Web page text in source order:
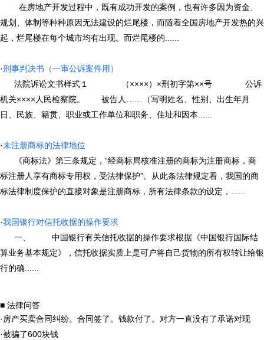
在房地产开发过程中，既有成功开发的案例，也有许多因为资金、
规划、体制等种种原因无法建设的烂尾楼，而随着全国房地产开发热的兴
起，烂尾楼在每个城市均有出现。而烂尾楼的......
·刑事判决书（一审公诉案件用）
法院诉讼文书样式１ （××××）×刑初字第××号 公诉
机关××××人民检察院。 被告人……（写明姓名、性别、出生年月
日、民族、籍贯、职业或工作单位和职务、住址和因本......
·未注册商标的法律地位
《商标法》第三条规定，“经商标局核准注册的商标为注册商标，商
标注册人享有商标专用权，受法律保护”。从此条法律规定看，我国的商
标法律制度保护的直接对象是注册商标，所有法律条款的设定，......
·我国银行对信托收据的操作要求
一、 中国银行有关信托收据的操作要求根据《中国银行国际结
算业务基本规定》，信托收据实质上是可户将自己货物的所有权转让给银
行的确......
■ 法律问答
·房产买卖合同纠纷。合同签了。钱款付了。对方一直没有了承诺对现
·被骗了600块钱